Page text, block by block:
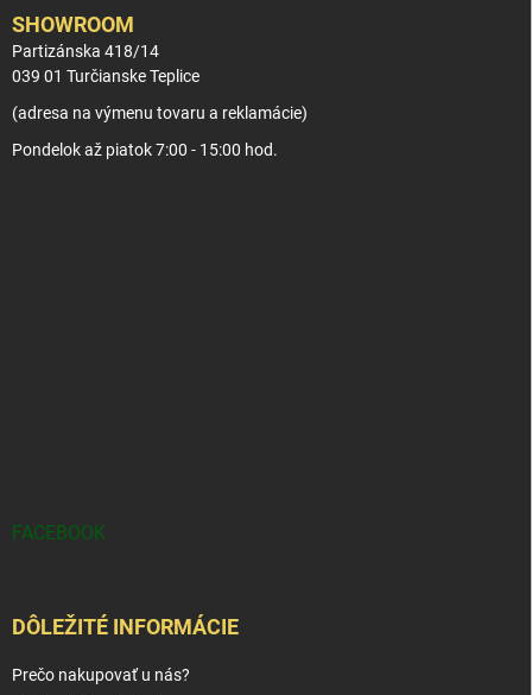
SHOWROOM
Partizánska 418/14
039 01 Turčianske Teplice
(adresa na výmenu tovaru a reklamácie)
Pondelok až piatok 7:00 - 15:00 hod.
FACEBOOK
DÔLEŽITÉ INFORMÁCIE
Prečo nakupovať u nás?